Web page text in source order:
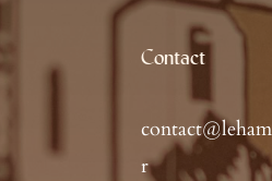
Contact
r